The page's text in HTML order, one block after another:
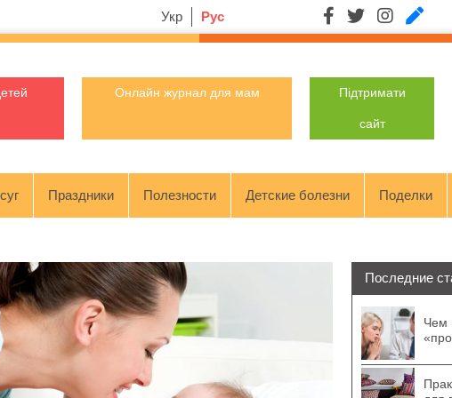
Укр Рус
Онлайн журнал для мам Підтримати
сайт
Праздники Полезности Детские болезни Поделки
Последние
Чем